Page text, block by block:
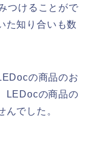
つけることがで
た知り合いも数
の商品のお
LEDocの商品の
でした。